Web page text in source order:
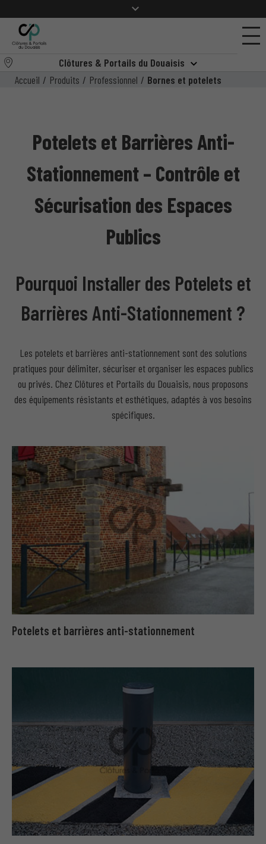
Clôtures & Portails du Douaisis
Accueil / Produits / Professionnel / Bornes et potelets
Potelets et Barrières Anti-
Stationnement – Contrôle et
Sécurisation des Espaces
Publics
Pourquoi Installer des Potelets et
Barrières Anti-Stationnement ?
Les potelets et barrières anti-stationnement sont des solutions
pratiques pour délimiter, sécuriser et organiser les espaces publics
ou privés. Chez Clôtures et Portails du Douaisis, nous proposons
des équipements résistants et esthétiques, adaptés à vos besoins
spécifiques.
Potelets et barrières anti-stationnement